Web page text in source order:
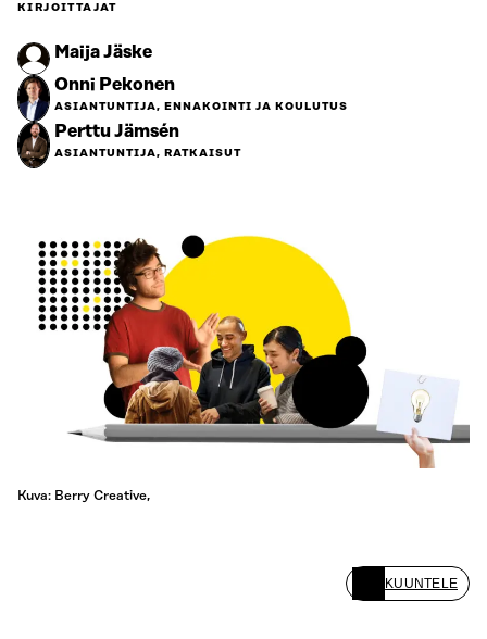
KIRJOITTAJAT
Maija Jäske
Onni Pekonen
ASIANTUNTIJA, ENNAKOINTI JA KOULUTUS
Perttu Jämsén
ASIANTUNTIJA, RATKAISUT
Kuva: Berry Creative,
KUUNTELE